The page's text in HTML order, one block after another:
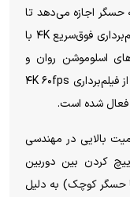
حسگر اجازه می‌دهد تا
برای اولین بار در این رده ابعادی، قابلیت فیلم‌برداری فوق‌سریع ۴K با
اسلوموشن روان و
بی‌نقص فراهم کند، مضاف بر اینکه پشتیبانی از فیلم‌برداری ۴K ۶۰fps
بالایی در مهندسی
کردن بین دوربین
حسگر کوچک) به دلیل